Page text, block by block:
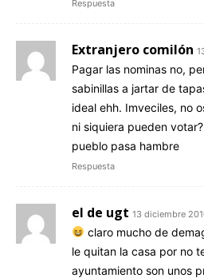
Respuesta
Extranjero comilón
Pagar las nominas no,
sabinillas a jartar de
ideal ehh. Imveciles, no
ni siquiera pueden
pueblo pasa hambre
Respuesta
el de ugt 13 diciembre
claro mucho de
le quitan la casa por no
ayuntamiento son unos